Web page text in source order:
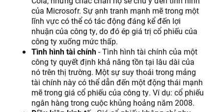
của Microsofr. Sự ạnh tranh mạnh mẽ trong một
lĩnh vực có thể có tác động đáng kể đến lợi
nhuận của công ty, do đó ép giá trị cổ phiếu của
công ty xuống mức thấp.
Tình hình tài chính- Tình hình tài chính của một
công ty quyết định khả năng tồn tại lâu dài của
nó trên thị trường. Một sự suy thoái trong mảng
tài chính này có thể dẫn đến một động thái mạnh
mẽ trong giá cổ phiếu của công ty. Ví dụ: cổ phiếu
ngân hàng trong cuộc khủng hoảng năm 2008.